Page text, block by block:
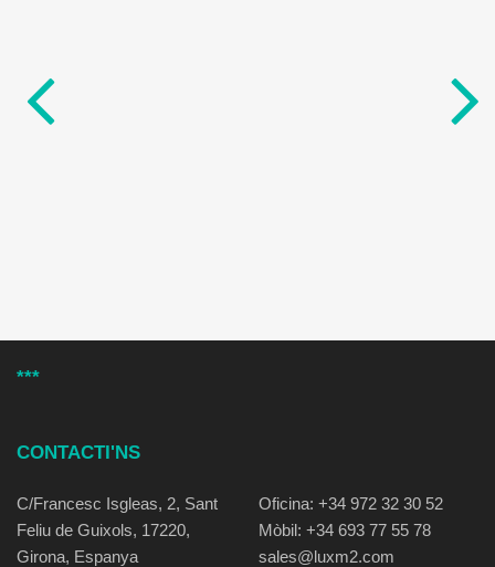
***
CONTACTI'NS
C/Francesc Isgleas, 2, Sant
Feliu de Guixols, 17220,
Girona, Espanya
Oficina: +34 972 32 30 52
Mòbil: +34 693 77 55 78
sales@luxm2.com